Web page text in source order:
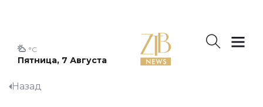
Пятница, 7 Августа
°C
Назад